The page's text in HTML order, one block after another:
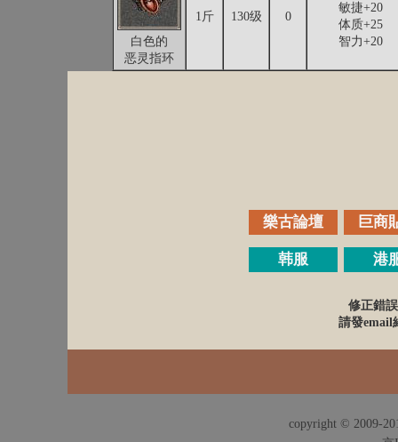
白色的
恶灵指环
1斤 130级 0
敏捷+20
体质+25
智力+20
樂古論壇 巨商
韩服 港
修正錯
請發email
copyright © 2009-